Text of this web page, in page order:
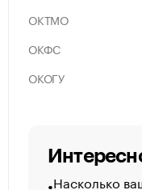
ОКТМО
ОКФС
ОКОГУ
Насколько